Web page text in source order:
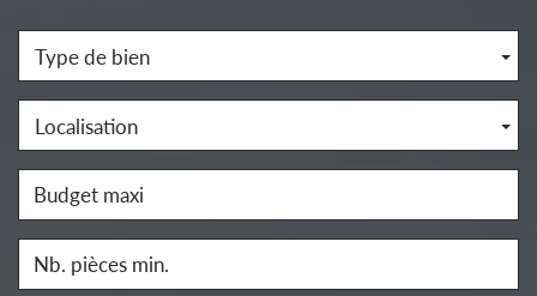
Type de bien
Localisation